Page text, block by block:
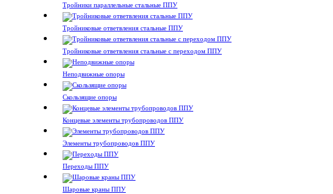
Тройники параллельные стальные ППУ
Тройниковые ответвления стальные ППУ
Тройниковые ответвления стальные с переходом ППУ
Неподвижные опоры
Скользящие опоры
Концевые элементы трубопроводов ППУ
Элементы трубопроводов ППУ
Переходы ППУ
Шаровые краны ППУ